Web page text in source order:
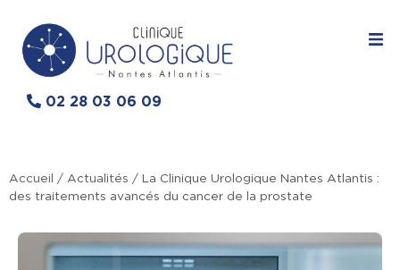
02 28 03 06 09
Accueil / Actualités / La Clinique Urologique Nantes Atlantis :
des traitements avancés du cancer de la prostate